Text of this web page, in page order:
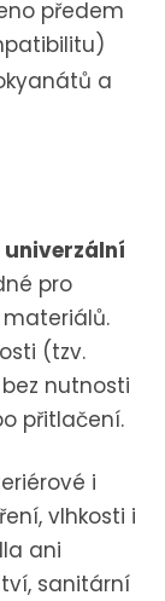
předem
a
univerzální
pro
(tzv.
nutnosti
přitlačení.
i
vlhkosti i
ani
sanitární